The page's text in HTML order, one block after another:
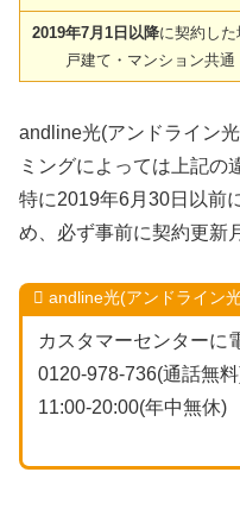
2019年7月1日以降に契約した
戸建て・マンション共通
andline光(アンドライン
ミングによっては上記の
特に2019年6月30日以前
め、必ず事前に契約更新
andline光(アンドライン
カスタマーセンターに
0120-978-736(通話無
11:00-20:00(年中無休)